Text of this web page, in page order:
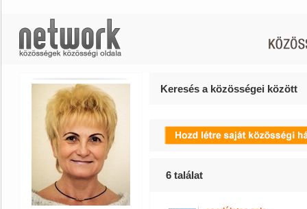
Keresés a közösségei között
6 találat